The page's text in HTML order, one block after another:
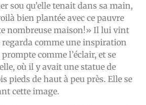
sou qu’elle tenait dans sa main,
bien plantée avec ce pauvre
nombreuse maison!» Il lui vint
regarda comme une inspiration
comme l’éclair, et se
où il y avait une statue de
pieds de haut à peu près. Elle se
cette image.